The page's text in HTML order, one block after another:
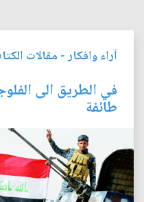
آراء وافكار-مقالات
في الطريق الى
طائفة